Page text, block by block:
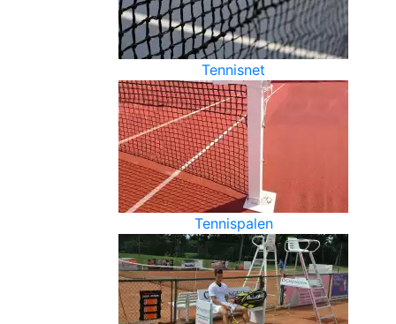
Tennisnet
Tennispalen